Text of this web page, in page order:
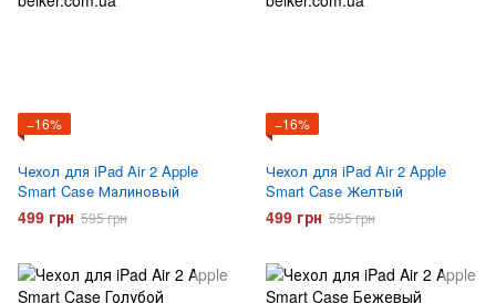
−16%
Чехол для iPad Air 2 Apple
Smart Case Малиновый
499 грн 595 грн
−16%
Чехол для iPad Air 2 Apple
Smart Case Желтый
499 грн 595 грн